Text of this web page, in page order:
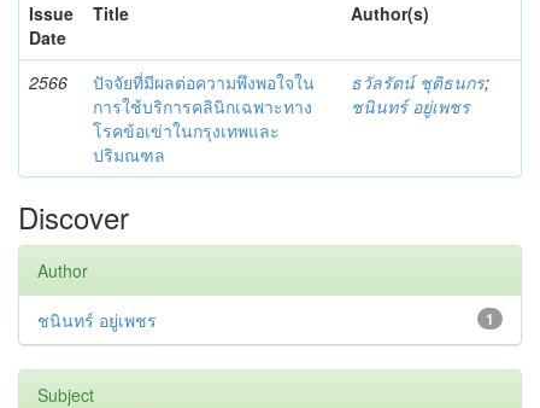
Issue
Date
Title Author(s)
2566
ปัจจัยที่มีผลต่อความพึงพอใจใน
การใช้บริการคลินิกเฉพาะทาง
โรคข้อเข่าในกรุงเทพและ
ปริมณฑล
ธวัลรัตน์ ชุติธนกร;
ชนินทร์ อยู่เพชร
Discover
Author
1
ชนินทร์ อยู่เพชร
Subject